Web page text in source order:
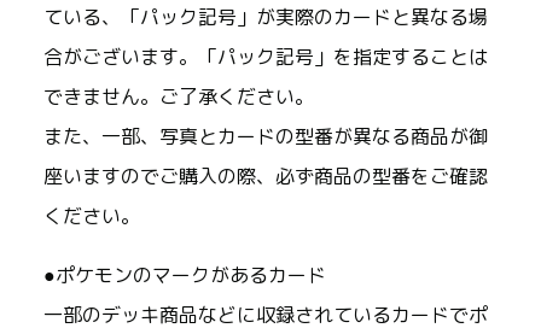
ている、「パック記号」が実際のカードと異なる場
合がございます。「パック記号」を指定することは
できません。ご了承ください。
また、一部、写真とカードの型番が異なる商品が御
座いますのでご購入の際、必ず商品の型番をご確認
ください。
●ポケモンのマークがあるカード
一部のデッキ商品などに収録されているカードでポ